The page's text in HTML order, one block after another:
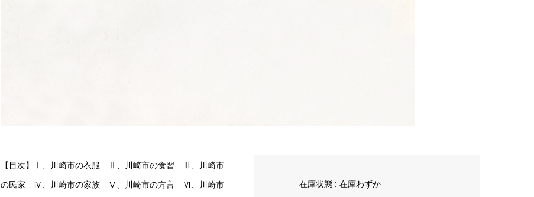
【目次】Ⅰ、川崎市の衣服 Ⅱ、川崎市の食習 Ⅲ、川崎市
の民家 Ⅳ、川崎市の家族 Ⅴ、川崎市の方言 Ⅵ、川崎市
在庫状態 : 在庫わずか